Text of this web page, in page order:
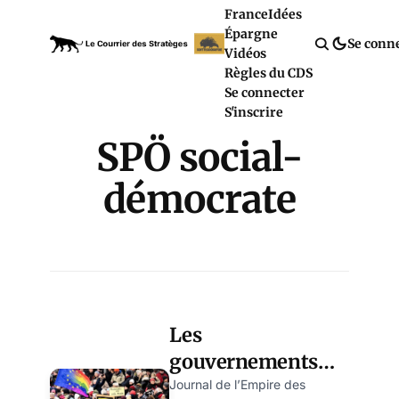
FranceIdées
Épargne
Vidéos
Règles du CDS
Se connecter
S'inscrire
Se
SPÖ social-
démocrate
Les
gouvernements
des perdants
Journal de l’Empire des